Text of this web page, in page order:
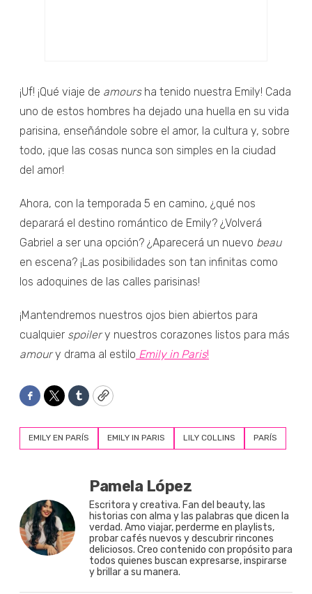
¡Uf! ¡Qué viaje de amoursha tenido nuestra Emily! Cada
uno de estos hombres ha dejado una huella en su vida
parisina, enseñándole sobre el amor, la cultura y, sobre
todo, ¡que las cosas nunca son simples en la ciudad
del amor!
Ahora, con la temporada 5 en camino, ¿qué nos
deparará el destino romántico de Emily? ¿Volverá
Gabriel a ser una opción? ¿Aparecerá un nuevo beau
en escena? ¡Las posibilidades son tan infinitas como
los adoquines de las calles parisinas!
¡Mantendremos nuestros ojos bien abiertos para
cualquier spoilery nuestros corazones listos para más
amoury drama al estilo Emily in Paris!
Facebook
TwitterTumblrCopy
EMILY EN PARÍS EMILY IN PARIS LILY COLLINS PARÍS
Pamela López
Escritora y creativa. Fan del beauty, las
historias con alma y las palabras que dicen la
verdad. Amo viajar, perderme en playlists,
probar cafés nuevos y descubrir rincones
deliciosos. Creo contenido con propósito para
todos quienes buscan expresarse, inspirarse
y brillar a su manera.